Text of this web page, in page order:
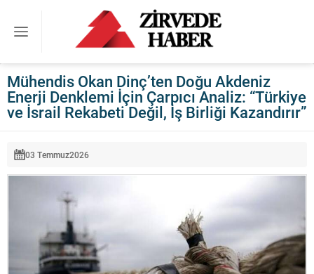
Mühendis Okan Dinç’ten Doğu Akdeniz
Enerji Denklemi İçin Çarpıcı Analiz: “Türkiye
ve İsrail Rekabeti Değil, İş Birliği Kazandırır”
03 Temmuz2026